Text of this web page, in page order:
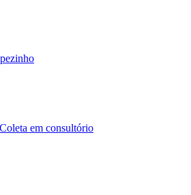
Coleta em consultório